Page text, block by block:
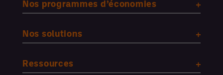
Nos programmes d’économies
Nos solutions
Ressources